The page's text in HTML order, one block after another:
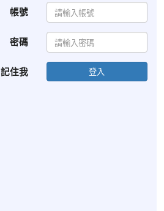
帳號
密碼
記住我 登入